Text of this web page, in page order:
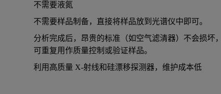
不需要液氮
不需要样品制备，直接将样品放到光谱仪中即可。
分析完成后，昂贵的标准（如空气滤清器）不会损坏
可重复用作质量控制或验证样品。
利用高质量 X-射线和硅漂移探测器，维护成本低